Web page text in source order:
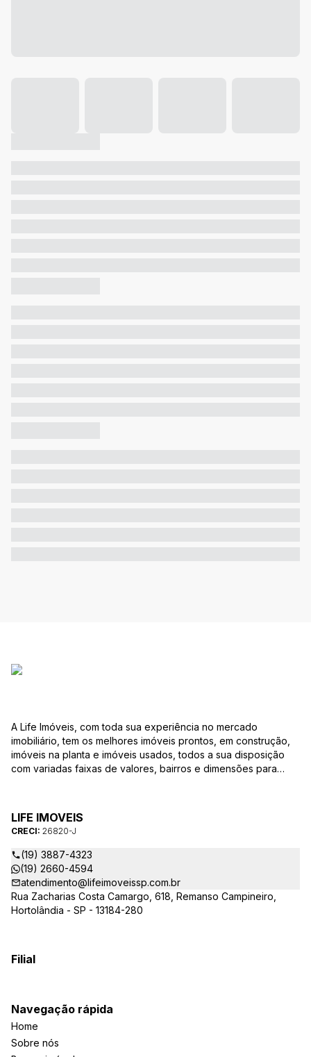
A Life Imóveis, com toda sua experiência no mercado
imobiliário, tem os melhores imóveis prontos, em construção,
imóveis na planta e imóveis usados, todos a sua disposição
com variadas faixas de valores, bairros e dimensões para
as suas dúvidas sobre casas, apartamentos, terrenos, salas
comerciais e outros produtos imobiliários.
LIFE IMOVEIS
CRECI: 26820-J
(19) 3887-4323
(19) 2660-4594
atendimento@lifeimoveissp.com.br
Rua Zacharias Costa Camargo, 618, Remanso Campineiro,
Hortolândia - SP - 13184-280
Filial
Navegação rápida
Home
Sobre nós